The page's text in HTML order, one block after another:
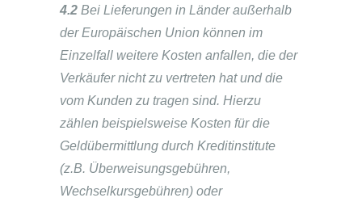
4.2 Bei Lieferungen in Länder außerhalb
der Europäischen Union können im
Einzelfall weitere Kosten anfallen, die der
Verkäufer nicht zu vertreten hat und die
vom Kunden zu tragen sind. Hierzu
zählen beispielsweise Kosten für die
Geldübermittlung durch Kreditinstitute
(z.B. Überweisungsgebühren,
Wechselkursgebühren) oder